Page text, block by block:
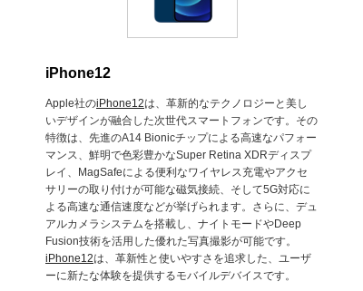
iPhone12
Apple社のiPhone12は、革新的なテクノロジーと美し
いデザインが融合した次世代スマートフォンです。その
特徴は、先進のA14 Bionicチップによる高速なパフォー
マンス、鮮明で色彩豊かなSuper Retina XDRディスプ
レイ、MagSafeによる便利なワイヤレス充電やアクセ
サリーの取り付けが可能な磁気接続、そして5G対応に
よる高速な通信速度などが挙げられます。さらに、デュ
アルカメラシステムを搭載し、ナイトモードやDeep
Fusion技術を活用した優れた写真撮影が可能です。
iPhone12は、革新性と使いやすさを追求した、ユーザ
ーに新たな体験を提供するモバイルデバイスです。